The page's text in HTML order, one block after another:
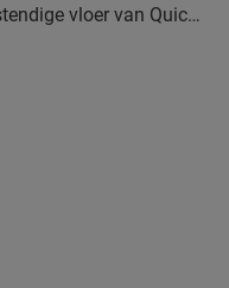
vloer van Quick-
niet alleen uitzonderlijk